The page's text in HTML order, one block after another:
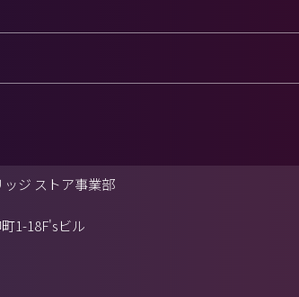
ジ ストア事業部
1-18F'sビル